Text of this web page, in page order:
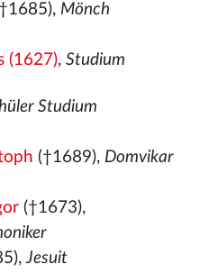
Mönch
(1627), Studium
Studium
(†1689), Domvikar
(†1673),
Jesuit